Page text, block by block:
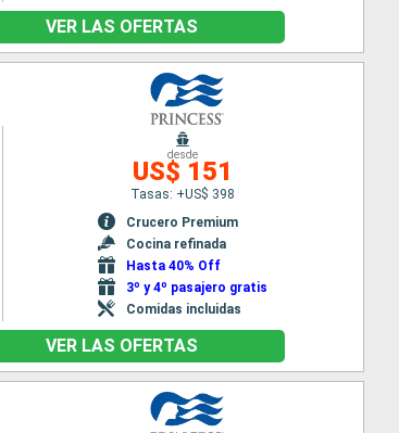
VER LAS OFERTAS
desde
US$ 151
Tasas: +US$ 398
Crucero Premium
Cocina refinada
Hasta 40% Off
3º y 4º pasajero gratis
Comidas incluidas
VER LAS OFERTAS